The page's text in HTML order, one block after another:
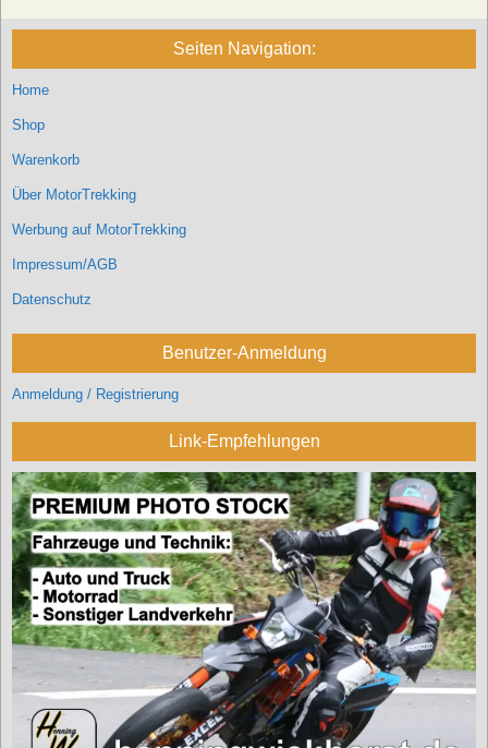
Seiten Navigation:
Home
Shop
Warenkorb
Über MotorTrekking
Werbung auf MotorTrekking
Impressum/AGB
Datenschutz
Benutzer-Anmeldung
Anmeldung / Registrierung
Link-Empfehlungen